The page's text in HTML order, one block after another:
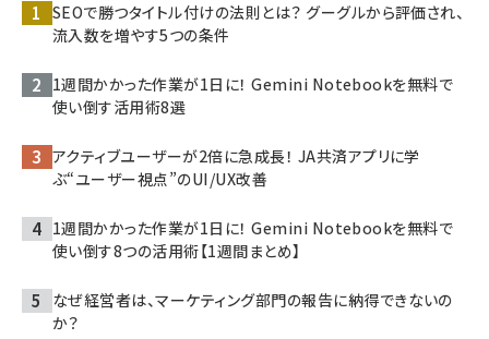
SEOで勝つタイトル付けの法則とは？ グーグルから評価され、
流入数を増やす5つの条件
1週間かかった作業が1日に！ Gemini Notebookを無料で
使い倒す活用術8選
アクティブユーザーが2倍に急成長！ JA共済アプリに学
ぶ“ユーザー視点”のUI/UX改善
1週間かかった作業が1日に！ Gemini Notebookを無料で
使い倒す8つの活用術【1週間まとめ】
なぜ経営者は、マーケティング部門の報告に納得できないの
か？